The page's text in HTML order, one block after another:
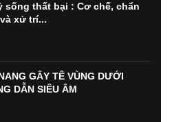
sống thất bại : Cơ chế, chẩn
xử trí...
GÂY TÊ VÙNG DƯỚI
DẪN SIÊU ÂM